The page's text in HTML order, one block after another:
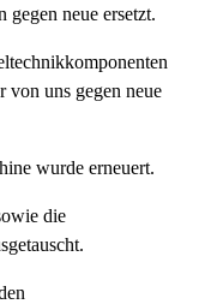
neue ersetzt.
von uns gegen neue
wurde erneuert.
die